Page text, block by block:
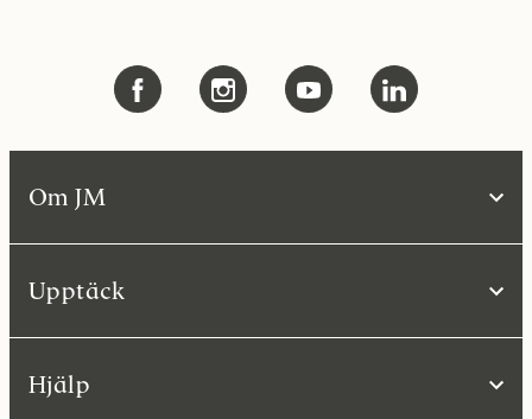
Om JM
Upptäck
Hjälp